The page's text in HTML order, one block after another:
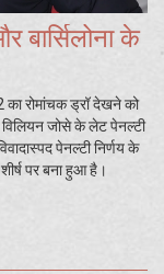
बार्सिलोना के
का रोमांचक ड्रॉ देखने को
विलियन जोसे के लेट पेनल्टी
पेनल्टी निर्णय के
पर बना हुआ है।